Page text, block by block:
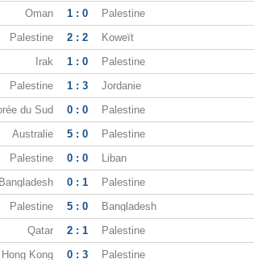
Oman 1 : 0 Palestine
Palestine 2 : 2 Koweït
Irak 1 : 0 Palestine
Palestine 1 : 3 Jordanie
du Sud 0 : 0 Palestine
Australie 5 : 0 Palestine
Palestine 0 : 0 Liban
Bangladesh 0 : 1 Palestine
Palestine 5 : 0 Bangladesh
Qatar 2 : 1 Palestine
Hong Kong 0 : 3 Palestine